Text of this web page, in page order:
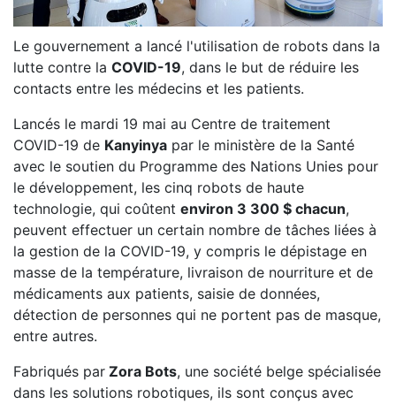
Le gouvernement a lancé l'utilisation de robots dans la
lutte contre la COVID-19, dans le but de réduire les
contacts entre les médecins et les patients.
Lancés le mardi 19 mai au Centre de traitement
COVID-19 de Kanyinya par le ministère de la Santé
avec le soutien du Programme des Nations Unies pour
le développement, les cinq robots de haute
technologie, qui coûtent environ 3 300 $ chacun,
peuvent effectuer un certain nombre de tâches liées à
la gestion de la COVID-19, y compris le dépistage en
masse de la température, livraison de nourriture et de
médicaments aux patients, saisie de données,
détection de personnes qui ne portent pas de masque,
entre autres.
Fabriqués par Zora Bots, une société belge spécialisée
dans les solutions robotiques, ils sont conçus avec